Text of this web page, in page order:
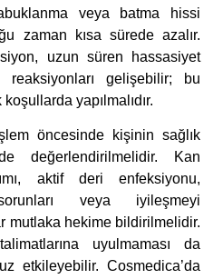
veya batma hissi
zaman kısa sürede azalır.
uzun süren hassasiyet
gelişebilir; bu
yapılmalıdır.
öncesinde kişinin sağlık
değerlendirilmelidir. Kan
aktif deri enfeksiyonu,
veya iyileşmeyi
mutlaka hekime bildirilmelidir.
uyulmaması da
etkileyebilir. Cosmedica’da